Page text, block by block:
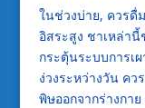
ในช่วงบ่าย, ควรดื่
อิสระสูง ชาเหล่า
กระตุ้นระบบการเ
ง่วงระหว่างวัน ค
พิษออกจากร่างกา